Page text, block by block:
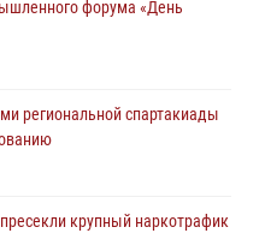
форума «День
региональной спартакиады
крупный наркотрафик